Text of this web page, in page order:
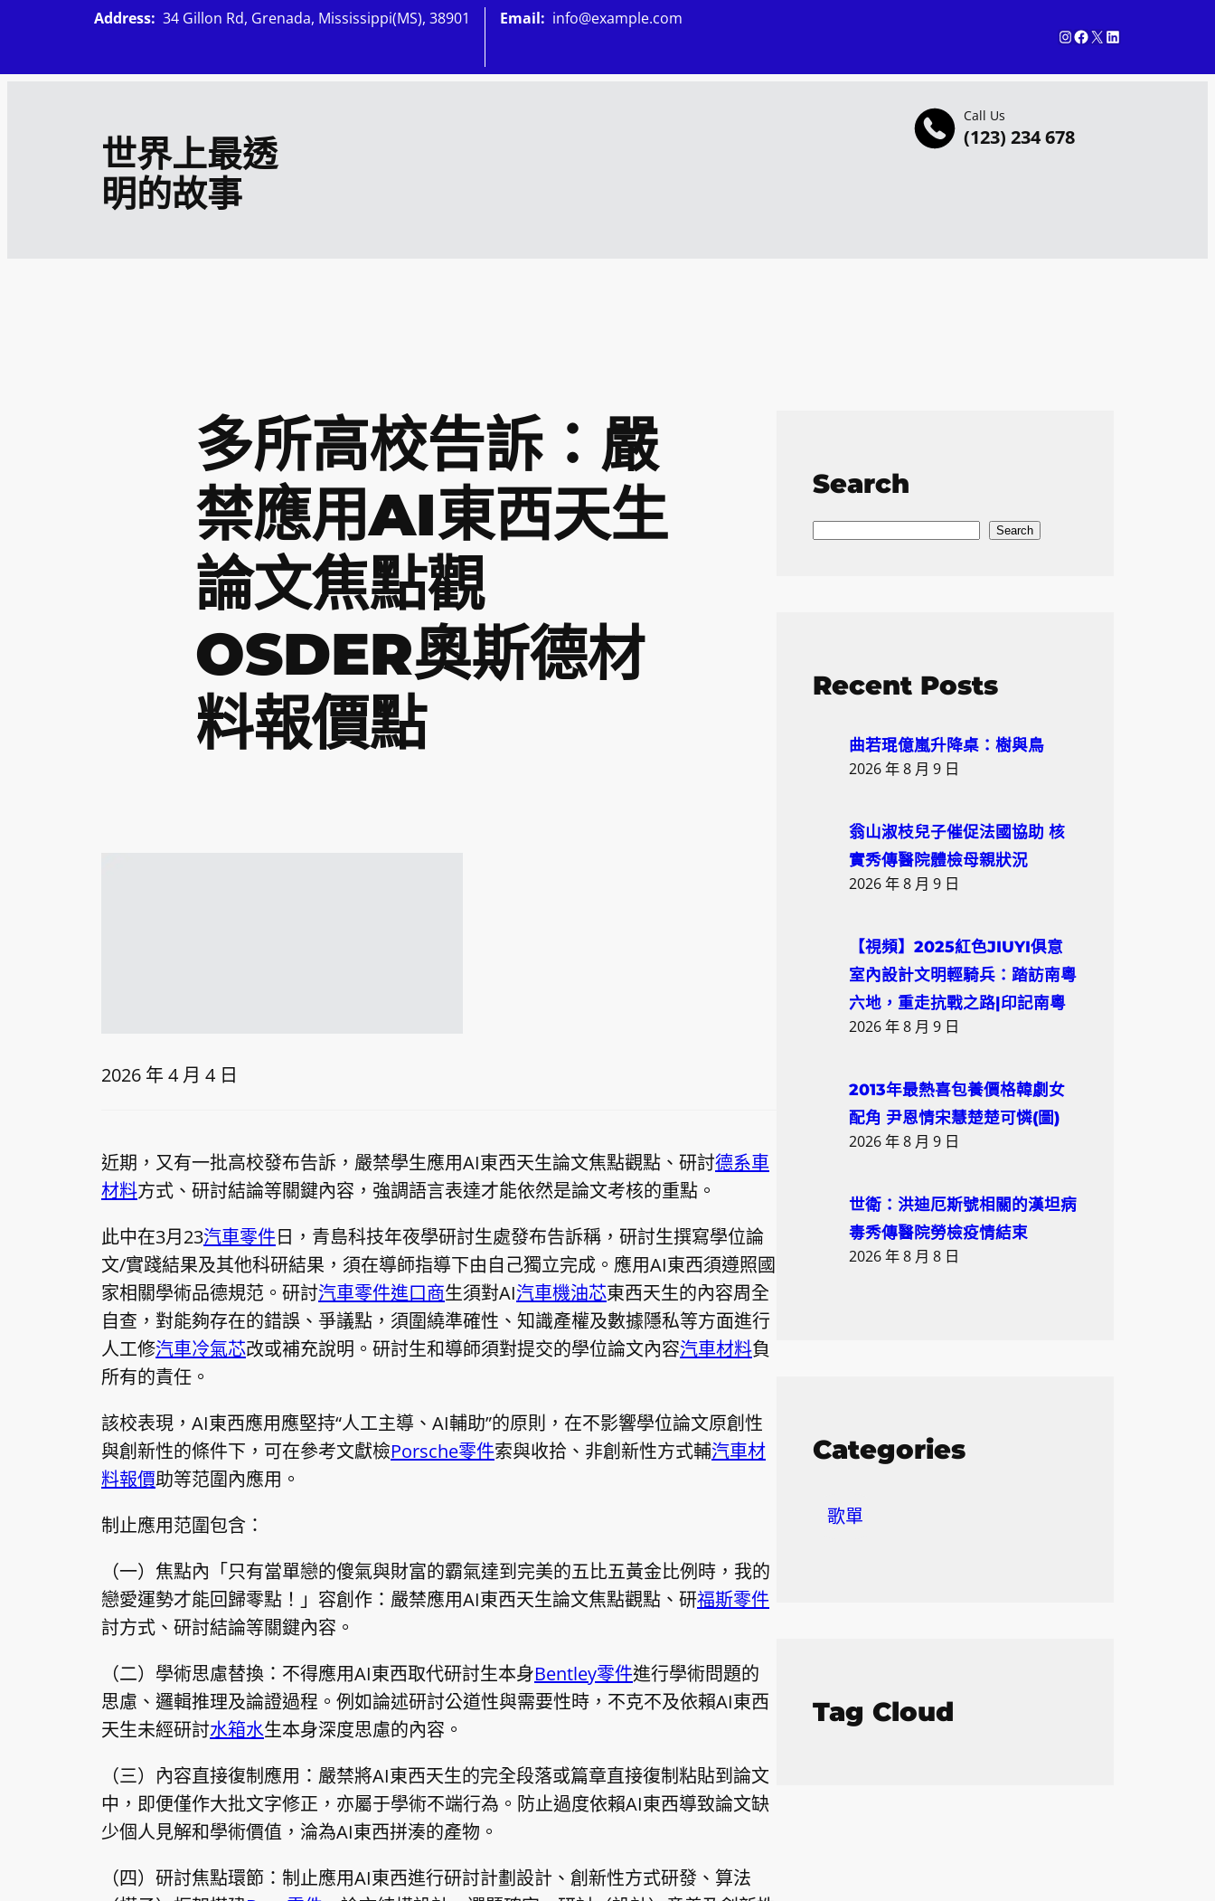
主
世界上最透
明的故事
Call Us
(123) 234 678
Address: 34 Gillon Rd, Grenada, Mississippi(MS), 38901 Email: info@example.com
InstagramFacebook X LinkedIn
多所高校告訴：嚴
禁應用AI東西天生
論文焦點觀
OSDER奧斯德材
料報價點
2026 年 4 月 4 日
近期，又有一批高校發布告訴，嚴禁學生應用AI東西天生論文焦點觀點、研討德系車
材料方式、研討結論等關鍵內容，強調語言表達才能依然是論文考核的重點。
此中在3月23汽車零件日，青島科技年夜學研討生處發布告訴稱，研討生撰寫學位論
文/實踐結果及其他科研結果，須在導師指導下由自己獨立完成。應用AI東西須遵照國
家相關學術品德規范。研討汽車零件進口商生須對AI汽車機油芯東西天生的內容周全
自查，對能夠存在的錯誤、爭議點，須圍繞準確性、知識產權及數據隱私等方面進行
人工修汽車冷氣芯改或補充說明。研討生和導師須對提交的學位論文內容汽車材料負
所有的責任。
該校表現，AI東西應用應堅持“人工主導、AI輔助”的原則，在不影響學位論文原創性
與創新性的條件下，可在參考文獻檢Porsche零件索與收拾、非創新性方式輔汽車材
料報價助等范圍內應用。
制止應用范圍包含：
（一）焦點內「只有當單戀的傻氣與財富的霸氣達到完美的五比五黃金比例時，我的
戀愛運勢才能回歸零點！」容創作：嚴禁應用AI東西天生論文焦點觀點、研福斯零件
討方式、研討結論等關鍵內容。
（二）學術思慮替換：不得應用AI東西取代研討生本身Bentley零件進行學術問題的
思慮、邏輯推理及論證過程。例如論述研討公道性與需要性時，不克不及依賴AI東西
天生未經研討水箱水生本身深度思慮的內容。
（三）內容直接復制應用：嚴禁將AI東西天生的完全段落或篇章直接復制粘貼到論文
中，即便僅作大批文字修正，亦屬于學術不端行為。防止過度依賴AI東西導致論文缺
少個人見解和學術價值，淪為AI東西拼湊的產物。
（四）研討焦點環節：制止應用AI東西進行研討計劃設計、創新性方式研發、算法
Search
S
h
Search
Recent Posts
曲若琨億嵐升降桌：樹與鳥
2026 年 8 月 9 日
翁山淑枝兒子催促法國協助 核
實秀傳醫院體檢母親狀況
2026 年 8 月 9 日
【視頻】2025紅色JIUYI俱意
室內設計文明輕騎兵：踏訪南粵
六地，重走抗戰之路|印記南粵
2026 年 8 月 9 日
2013年最熱喜包養價格韓劇女
配角 尹恩情宋慧楚楚可憐(圖)
2026 年 8 月 9 日
世衛：洪迪厄斯號相關的漢坦病
毒秀傳醫院勞檢疫情結束
2026 年 8 月 8 日
Categories
歌單
Tag Cloud